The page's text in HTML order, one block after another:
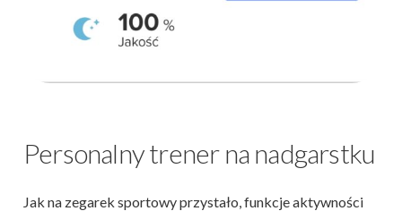
Personalny trener na nadgarstku
Jak na zegarek sportowy przystało, funkcje aktywności